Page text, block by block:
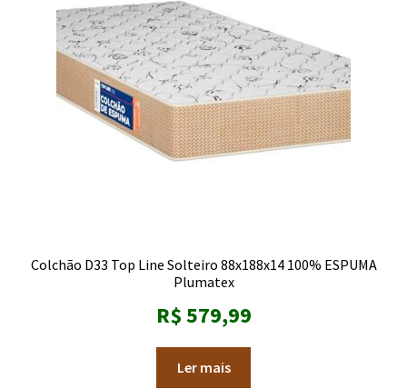
Colchão D33 Top Line Solteiro 88x188x14 100% ESPUMA
Plumatex
R$579,99
Ler mais